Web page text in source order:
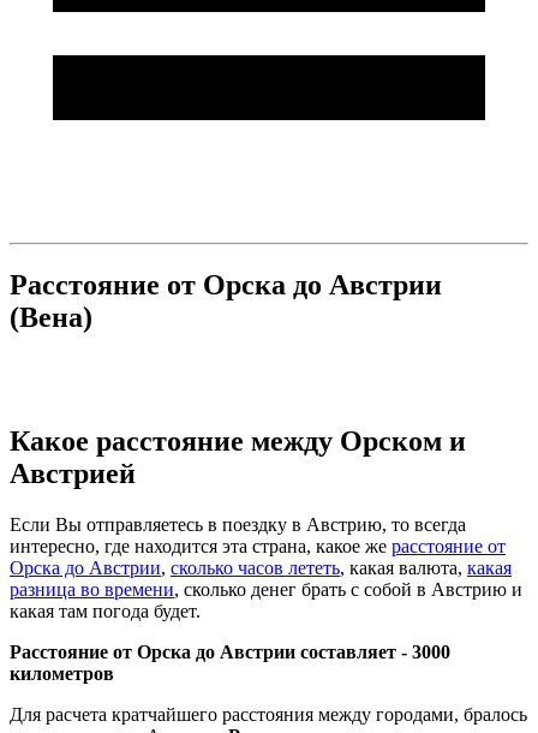
Расстояние от Орска до Австрии
(Вена)
Какое расстояние между Орском и
Австрией
Если Вы отправляетесь в поездку в Австрию, то всегда
интересно, где находится эта страна, какое же расстояние от
Орска до Австрии, сколько часов лететь, какая валюта, какая
разница во времени, сколько денег брать с собой в Австрию и
какая там погода будет.
Расстояние от Орска до Австрии составляет - 3000
километров
Для расчета кратчайшего расстояния между городами, бралось